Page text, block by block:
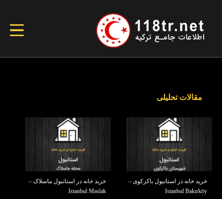
مقالات تحلیلی
خرید خانه در استانبول باکرکوی –
Istanbul Bakırköy
خرید خانه در استانبول ماسلاک –
Istanbul Maslak